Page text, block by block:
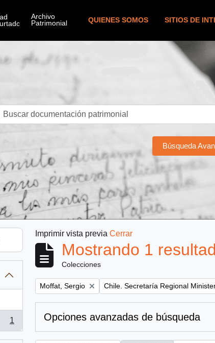
QUIENES SOMOS SITIOS DE
Búsqueda
1
Imprimir vista previa Cerrar
Mostrando 1
Colecciones
Remove filter:
Moffat, Sergio Remove filter:
Chile. Secretaría Regional
Opciones avanzadas de búsqueda